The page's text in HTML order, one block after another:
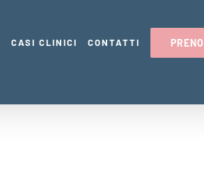
CASI CLINICI CONTATTI